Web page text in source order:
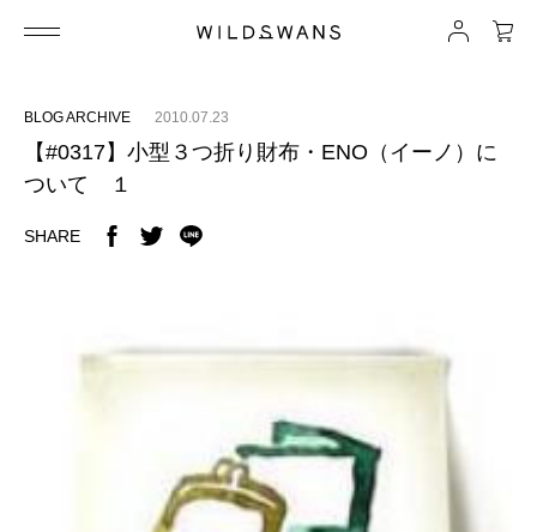
BLOG ARCHIVE 2010.07.23
【#0317】小型３つ折り財布・ENO（イーノ）に
ついて １
SHARE